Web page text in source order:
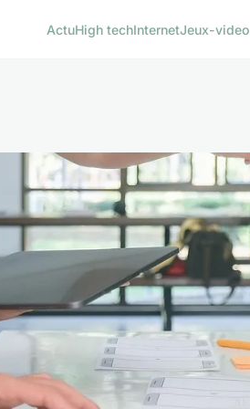
ActuHigh techInternetJeux-video